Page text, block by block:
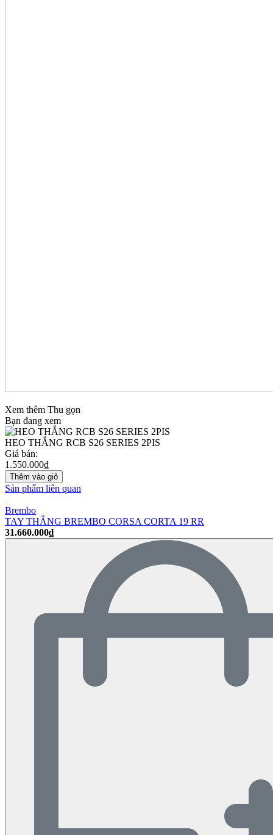
Xem thêm Thu gọn
Bạn đang xem
HEO THẮNG RCB S26 SERIES 2PIS
Giá bán:
1.550.000₫
Thêm vào giỏ
Sản phẩm liên quan
Brembo
TAY THẮNG BREMBO CORSA CORTA 19 RR
31.660.000₫